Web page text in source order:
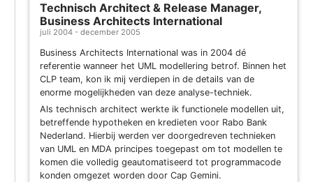
Technisch Architect & Release Manager,
Business Architects International
juli 2004 - december 2005
Business Architects International was in 2004 dé
referentie wanneer het UML modellering betrof. Binnen het
CLP team, kon ik mij verdiepen in de details van de
enorme mogelijkheden van deze analyse-techniek.
Als technisch architect werkte ik functionele modellen uit,
betreffende hypotheken en kredieten voor Rabo Bank
Nederland. Hierbij werden ver doorgedreven technieken
van UML en MDA principes toegepast om tot modellen te
komen die volledig geautomatiseerd tot programmacode
konden omgezet worden door Cap Gemini.